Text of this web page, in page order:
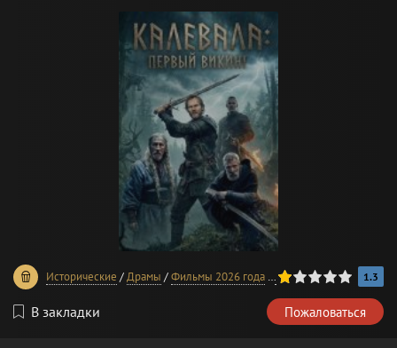
Исторические /Драмы /Фильмы 2026 года В хорошем качестве
20 1 2 3 4 5 1.3
В закладки Пожаловаться